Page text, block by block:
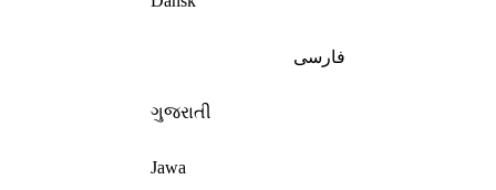
فارسی
ગુજરાતી
Jawa